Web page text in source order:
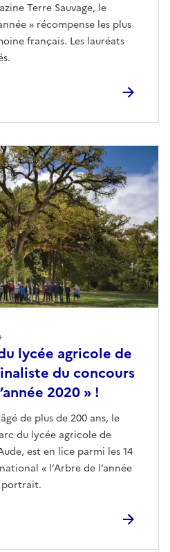
Terre Sauvage, le
» récompense les plus
français. Les lauréats
lycée agricole de
du concours
2020 » !
de plus de 200 ans, le
du lycée agricole de
est en lice parmi les 14
« l’Arbre de l’année
portrait.